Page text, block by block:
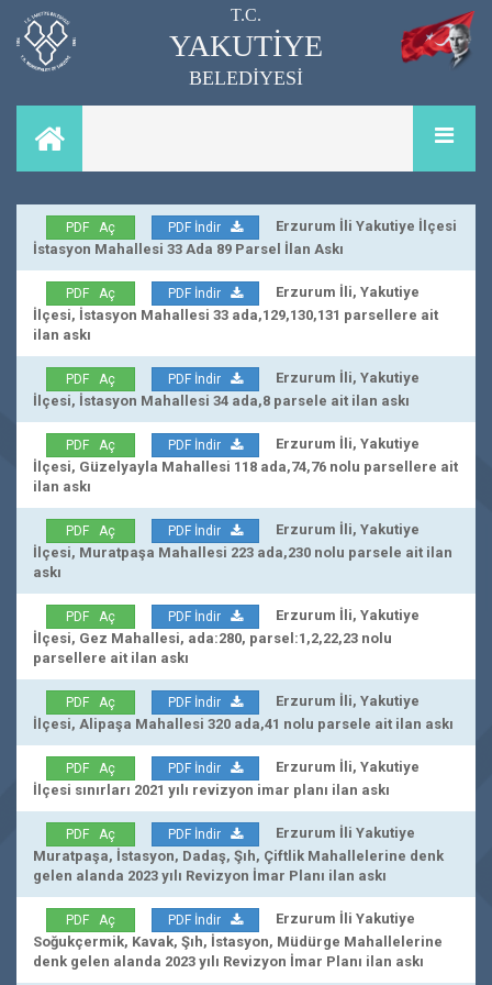
T.C.
YAKUTİYE
BELEDİYESİ
PDF Aç PDF İndir
Erzurum İli Yakutiye İlçesi
İstasyon Mahallesi 33 Ada 89 Parsel İlan Askı
PDF Aç PDF İndir
Erzurum İli, Yakutiye
İlçesi, İstasyon Mahallesi 33 ada,129,130,131 parsellere ait
ilan askı
PDF Aç PDF İndir
Erzurum İli, Yakutiye
İlçesi, İstasyon Mahallesi 34 ada,8 parsele ait ilan askı
PDF Aç PDF İndir
Erzurum İli, Yakutiye
İlçesi, Güzelyayla Mahallesi 118 ada,74,76 nolu parsellere ait
ilan askı
PDF Aç PDF İndir
Erzurum İli, Yakutiye
İlçesi, Muratpaşa Mahallesi 223 ada,230 nolu parsele ait ilan
askı
PDF Aç PDF İndir
Erzurum İli, Yakutiye
İlçesi, Gez Mahallesi, ada:280, parsel:1,2,22,23 nolu
parsellere ait ilan askı
PDF Aç PDF İndir
Erzurum İli, Yakutiye
İlçesi, Alipaşa Mahallesi 320 ada,41 nolu parsele ait ilan askı
PDF Aç PDF İndir
Erzurum İli, Yakutiye
İlçesi sınırları 2021 yılı revizyon imar planı ilan askı
PDF Aç PDF İndir
Erzurum İli Yakutiye
Muratpaşa, İstasyon, Dadaş, Şıh, Çiftlik Mahallelerine denk
gelen alanda 2023 yılı Revizyon İmar Planı ilan askı
PDF Aç PDF İndir
Erzurum İli Yakutiye
Soğukçermik, Kavak, Şıh, İstasyon, Müdürge Mahallelerine
denk gelen alanda 2023 yılı Revizyon İmar Planı ilan askı